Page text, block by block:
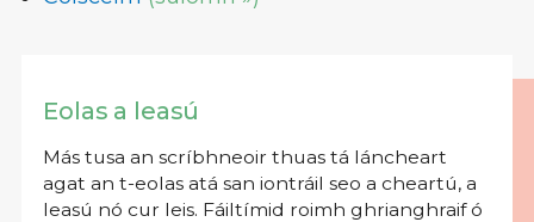
Eolas a leasú
Más tusa an scríbhneoir thuas tá láncheart
agat an t-eolas atá san iontráil seo a cheartú, a
leasú nó cur leis. Fáiltímid roimh ghrianghraif ó